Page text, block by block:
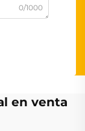
0/1000
en venta